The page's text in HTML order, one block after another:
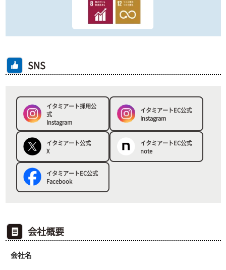
SNS
イタミアート採用公
式
Instagram
イタミアートEC公式
Instagram
イタミアート公式
X
イタミアートEC公式
note
イタミアートEC公式
Facebook
会社概要
会社名